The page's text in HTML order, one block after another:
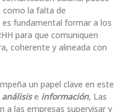
la falta de
fundamental formar a los
para que comuniquen
coherente y alineada con
un papel clave en este
análisis e información, Las
a las empresas supervisar y